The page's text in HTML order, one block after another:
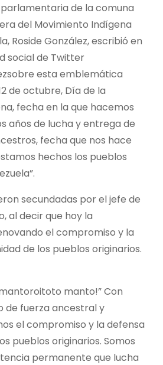
de la comuna
del Movimiento Indígena
Roside González, escribió en
social de Twitter
esta emblemática
de octubre, Día de la
fecha en la que hacemos
años de lucha y entrega de
fecha que nos hace
hechos los pueblos
secundadas por el jefe de
al decir que hoy la
el compromiso y la
de los pueblos originarios.
manto!” Con
de fuerza ancestral y
el compromiso y la defensa
pueblos originarios. Somos
permanente que lucha